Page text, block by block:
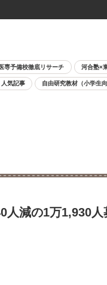
専予備校徹底リサーチ 河合塾×
人気記事 自由研究教材（小学生向
人減の1万1,930